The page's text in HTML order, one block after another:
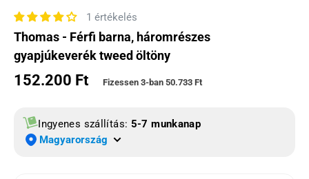
1 értékelés
Thomas - Férfi barna, háromrészes
gyapjúkeverék tweed öltöny
Normál ár
152.200 Ft Fizessen 3-ban 50.733 Ft
Ingyenes szállítás: 5-7 munkanap
Magyarország